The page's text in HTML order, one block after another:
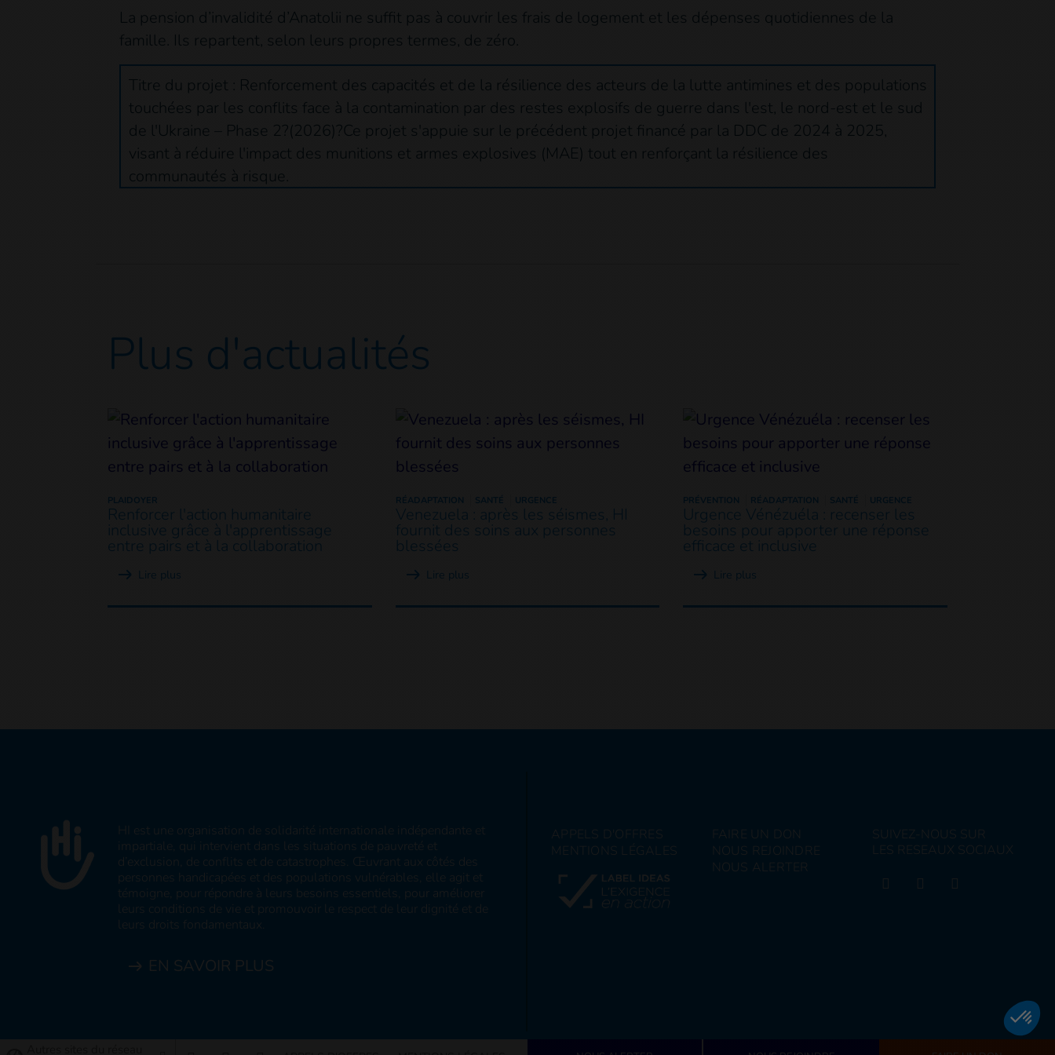
La pension d’invalidité d’Anatolii ne suffit pas à couvrir les frais de logement et les dépenses quotidiennes de la
famille. Ils repartent, selon leurs propres termes, de zéro.
Titre du projet : Renforcement des capacités et de la résilience des acteurs de la lutte antimines et des populations
touchées par les conflits face à la contamination par des restes explosifs de guerre dans l'est, le nord-est et le sud
de l'Ukraine – Phase 2?(2026)?Ce projet s'appuie sur le précédent projet financé par la DDC de 2024 à 2025,
visant à réduire l'impact des munitions et armes explosives (MAE) tout en renforçant la résilience des
communautés à risque.
Plus d'actualités
PLAIDOYER
Renforcer l'action humanitaire
inclusive grâce à l'apprentissage
entre pairs et à la collaboration
Lire plus
RÉADAPTATION SANTÉ URGENCE
Venezuela : après les séismes, HI
fournit des soins aux personnes
blessées
Lire plus
PRÉVENTION RÉADAPTATION SANTÉ URGENCE
Urgence Vénézuéla : recenser les
besoins pour apporter une réponse
efficace et inclusive
Lire plus
HI est une organisation de solidarité internationale indépendante et
impartiale, qui intervient dans les situations de pauvreté et
d’exclusion, de conflits et de catastrophes. Œuvrant aux côtés des
personnes handicapées et des populations vulnérables, elle agit et
témoigne, pour répondre à leurs besoins essentiels, pour améliorer
leurs conditions de vie et promouvoir le respect de leur dignité et de
leurs droits fondamentaux.
EN SAVOIR PLUS
APPELS D'OFFRES
MENTIONS LÉGALES
FAIRE UN DON
NOUS REJOINDRE
NOUS ALERTER
SUIVEZ-NOUS SUR
LES RESEAUX SOCIAUX